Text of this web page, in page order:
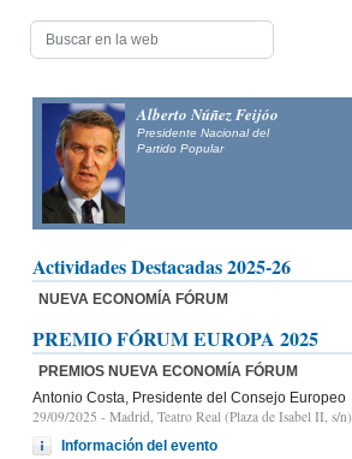
Alberto Núñez Feijóo
Presidente Nacional del
Partido Popular
Actividades Destacadas 2025-26
NUEVA ECONOMÍA FÓRUM
PREMIO FÓRUM EUROPA 2025
PREMIOS NUEVA ECONOMÍA FÓRUM
Antonio Costa, Presidente del Consejo Europeo
29/09/2025 - Madrid, Teatro Real (Plaza de Isabel II, s/
Información del evento